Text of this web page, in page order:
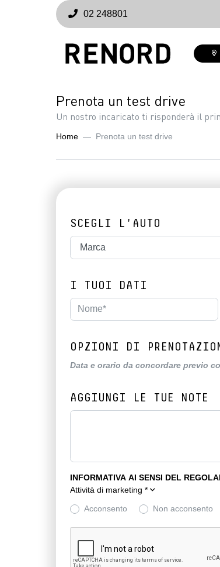
02 248801
Prenota un test drive
Un nostro incaricato ti risponderà il
Home Prenota un test drive
SCEGLI L'AUTO
I TUOI DATI
OPZIONI DI
Data e orario da concordare previo
AGGIUNGI LE TUE NOTE
INFORMATIVA AI SENSI DEL
Attività di marketing *
Acconsento Non acconsento